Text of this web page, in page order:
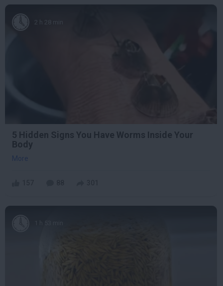
2 h 28 min
5 Hidden Signs You Have Worms Inside Your
Body
More